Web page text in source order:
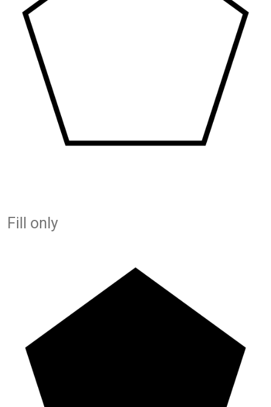
Fill only